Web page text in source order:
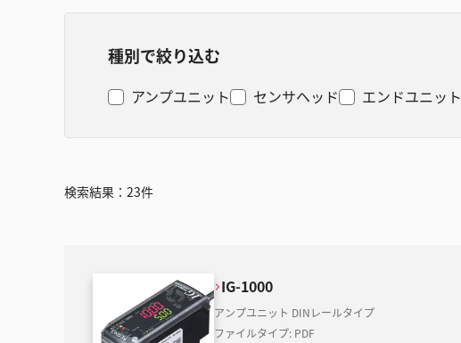
種別で絞り込む
アンプユニット センサヘッド エンドユニット
検索結果： 23件
IG-1000
アンプユニット DINレールタイプ
ファイルタイプ: PDF